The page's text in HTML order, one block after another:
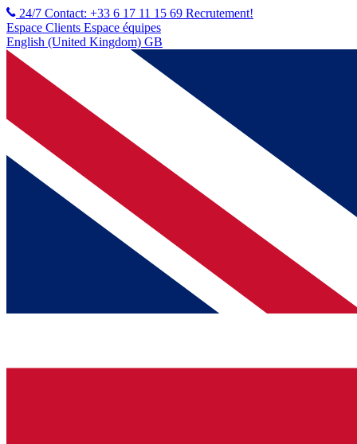
24/7 Contact: +33 6 17 11 15 69 Recrutement!
Espace Clients Espace équipes
English (United Kingdom) GB